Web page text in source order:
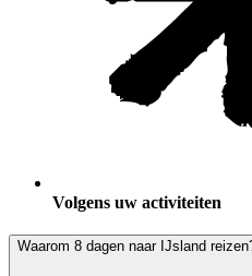
Volgens uw activiteiten
Waarom 8 dagen naar IJsland